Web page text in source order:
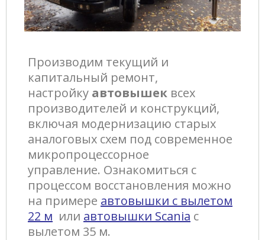
Производим текущий и
капитальный ремонт,
настройку автовышек всех
производителей и конструкций,
включая модернизацию старых
аналоговых схем под современное
микропроцессорное
управление. Ознакомиться с
процессом восстановления можно
на примере автовышки с вылетом
22 м или автовышки Scania с
вылетом 35 м.